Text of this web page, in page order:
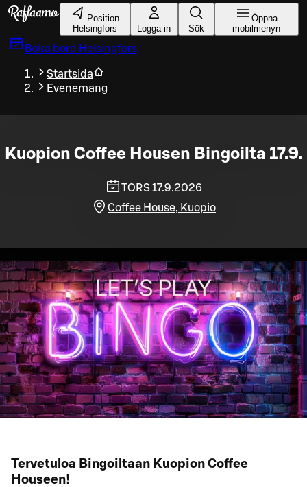
Gå till huvudinnehållet
Position
Helsingfors
Logga in Sök
Öppna
mobilmenyn
Boka bord Helsingfors
Startsida
Evenemang
Kuopion Coffee Housen Bingoilta 17.9.
TORS 17.9.2026
Coffee House, Kuopio
Tervetuloa Bingoiltaan Kuopion Coffee
Houseen!